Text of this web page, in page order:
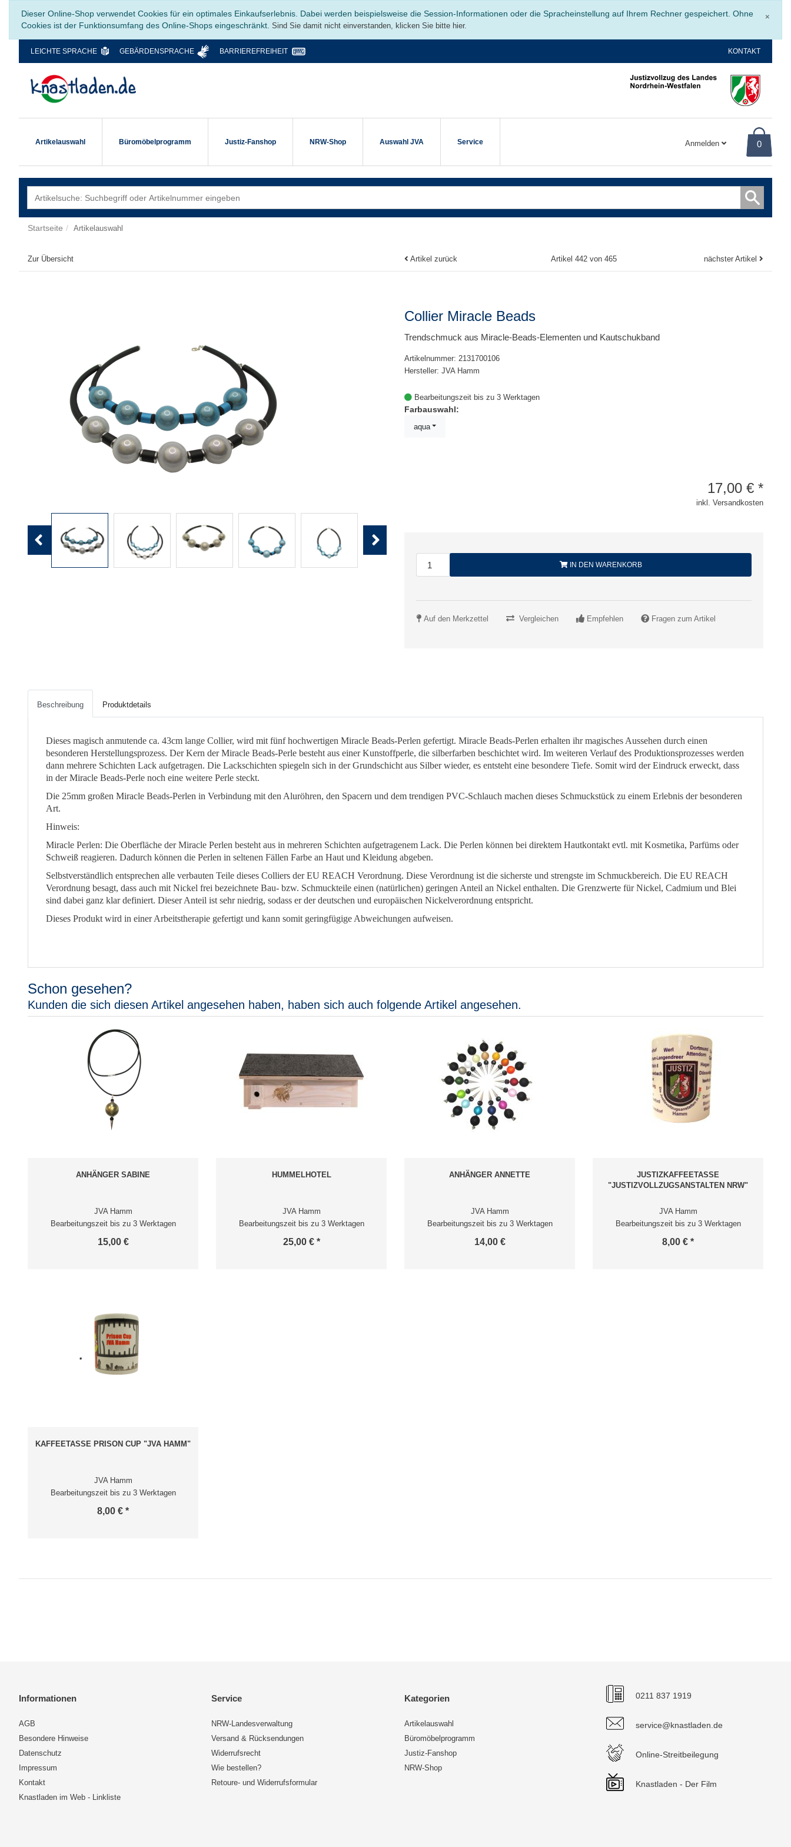
×
Dieser Online-Shop verwendet Cookies für ein optimales Einkaufserlebnis. Dabei werden beispielsweise die Session-Informationen oder die Spracheinstellung auf Ihrem Rechner gespeichert. Ohne
Cookies ist der Funktionsumfang des Online-Shops eingeschränkt. Sind Sie damit nicht einverstanden, klicken Sie bitte hier.
LEICHTE SPRACHE GEBÄRDENSPRACHE BARRIEREFREIHEIT KONTAKT
Artikelauswahl Büromöbelprogramm Justiz-Fanshop NRW-Shop Auswahl JVA Service Anmelden 0
Startseite Artikelauswahl
Zur Übersicht Artikel zurück Artikel 442 von 465 nächster Artikel
Previous Next
Collier Miracle Beads
Trendschmuck aus Miracle-Beads-Elementen und Kautschukband
Artikelnummer: 2131700106
Hersteller: JVA Hamm
Bearbeitungszeit bis zu 3 Werktagen
Farbauswahl:
aqua
17,00 € *
inkl. Versandkosten
IN DEN WARENKORB
Auf den Merkzettel Vergleichen Empfehlen Fragen zum Artikel
Beschreibung Produktdetails
Dieses magisch anmutende ca. 43cm lange Collier, wird mit fünf hochwertigen Miracle Beads-Perlen gefertigt. Miracle Beads-Perlen erhalten ihr magisches Aussehen durch einen
besonderen Herstellungsprozess. Der Kern der Miracle Beads-Perle besteht aus einer Kunstoffperle, die silberfarben beschichtet wird. Im weiteren Verlauf des Produktionsprozesses werden
dann mehrere Schichten Lack aufgetragen. Die Lackschichten spiegeln sich in der Grundschicht aus Silber wieder, es entsteht eine besondere Tiefe. Somit wird der Eindruck erweckt, dass
in der Miracle Beads-Perle noch eine weitere Perle steckt.
Die 25mm großen Miracle Beads-Perlen in Verbindung mit den Aluröhren, den Spacern und dem trendigen PVC-Schlauch machen dieses Schmuckstück zu einem Erlebnis der besonderen
Art.
Hinweis:
Miracle Perlen: Die Oberfläche der Miracle Perlen besteht aus in mehreren Schichten aufgetragenem Lack. Die Perlen können bei direktem Hautkontakt evtl. mit Kosmetika, Parfüms oder
Schweiß reagieren. Dadurch können die Perlen in seltenen Fällen Farbe an Haut und Kleidung abgeben.
Selbstverständlich entsprechen alle verbauten Teile dieses Colliers der EU REACH Verordnung. Diese Verordnung ist die sicherste und strengste im Schmuckbereich. Die EU REACH
Verordnung besagt, dass auch mit Nickel frei bezeichnete Bau- bzw. Schmuckteile einen (natürlichen) geringen Anteil an Nickel enthalten. Die Grenzwerte für Nickel, Cadmium und Blei
sind dabei ganz klar definiert. Dieser Anteil ist sehr niedrig, sodass er der deutschen und europäischen Nickelverordnung entspricht.
Dieses Produkt wird in einer Arbeitstherapie gefertigt und kann somit geringfügige Abweichungen aufweisen.
Schon gesehen?
Kunden die sich diesen Artikel angesehen haben, haben sich auch folgende Artikel angesehen.
ANHÄNGER SABINE
JVA Hamm
Bearbeitungszeit bis zu 3 Werktagen
15,00 €
HUMMELHOTEL
JVA Hamm
Bearbeitungszeit bis zu 3 Werktagen
25,00 € *
ANHÄNGER ANNETTE
JVA Hamm
Bearbeitungszeit bis zu 3 Werktagen
14,00 €
JUSTIZKAFFEETASSE
"JUSTIZVOLLZUGSANSTALTEN NRW"
JVA Hamm
Bearbeitungszeit bis zu 3 Werktagen
8,00 € *
KAFFEETASSE PRISON CUP "JVA HAMM"
JVA Hamm
Bearbeitungszeit bis zu 3 Werktagen
8,00 € *
Informationen
AGB
Besondere Hinweise
Datenschutz
Impressum
Kontakt
Knastladen im Web - Linkliste
Service
NRW-Landesverwaltung
Versand & Rücksendungen
Widerrufsrecht
Wie bestellen?
Retoure- und Widerrufsformular
Kategorien
Artikelauswahl
Büromöbelprogramm
Justiz-Fanshop
NRW-Shop
0211 837 1919
service@knastladen.de
Online-Streitbeilegung
Knastladen - Der Film